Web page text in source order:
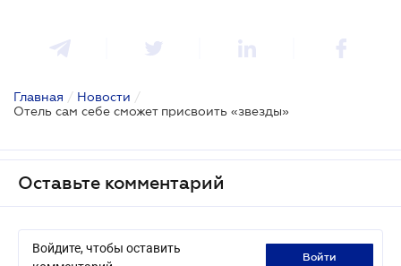
Главная / Новости /
Отель сам себе сможет присвоить «звезды»
Оставьте комментарий
Войдите, чтобы оставить
войти